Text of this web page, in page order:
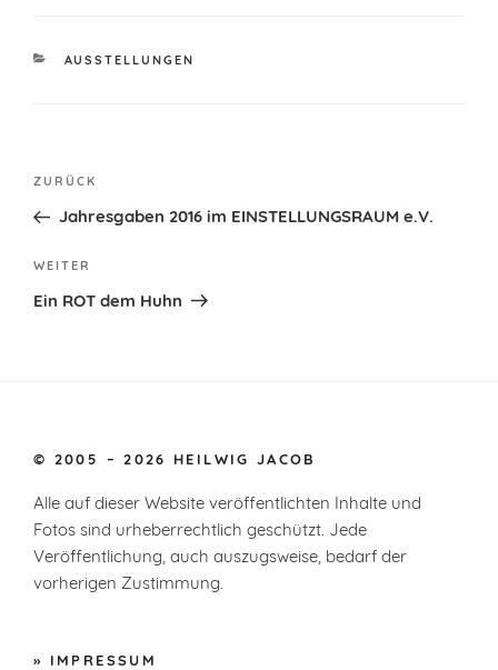
KATEGORIEN
AUSSTELLUNGEN
Beitragsnavigation
Vorheriger
Beitrag
ZURÜCK
Jahresgaben 2016 im EINSTELLUNGSRAUM e.V.
Nächster
Beitrag
WEITER
Ein ROT dem Huhn
© 2005 – 2026 HEILWIG JACOB
Alle auf dieser Website veröffentlichten Inhalte und
Fotos sind urheberrechtlich geschützt. Jede
Veröffentlichung, auch auszugsweise, bedarf der
vorherigen Zustimmung.
IMPRESSUM